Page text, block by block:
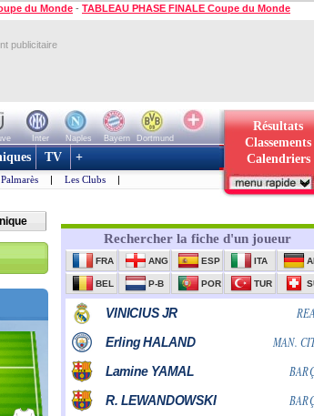
du Monde - TABLEAU PHASE FINALE Coupe du Monde
publicitaire
Inter Naples Bayern
Dortmund
Résultats
Classements
Calendriers
TV +
Palmarès | Les Clubs |